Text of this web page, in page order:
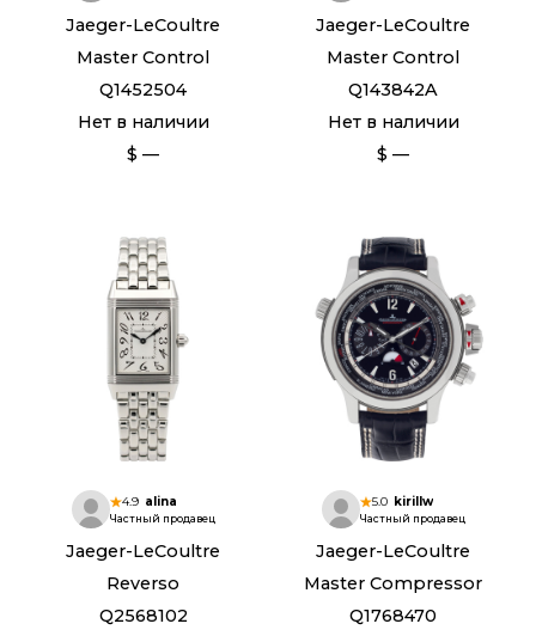
Jaeger-LeCoultre
Master Control
Q1452504
Нет в наличии
$ —
Jaeger-LeCoultre
Master Control
Q143842A
Нет в наличии
$ —
4.9 alina
Частный продавец
Jaeger-LeCoultre
Reverso
Q2568102
5.0 kirillw
Частный продавец
Jaeger-LeCoultre
Master Compressor
Q1768470